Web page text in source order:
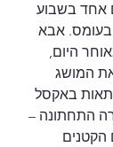
אחד בשבוע
בעומס. אבא
היום,
המושג
באקסל
התחתונה –
הקטנים